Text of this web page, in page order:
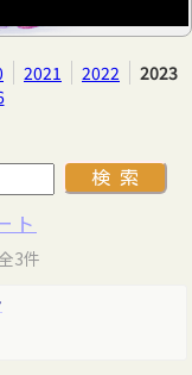
2021 2022
2023
ト
3件